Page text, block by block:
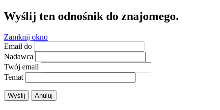
Wyślij ten odnośnik do znajomego.
Zamknij okno
Email do
Nadawca
Twój email
Temat
Wyślij Anuluj